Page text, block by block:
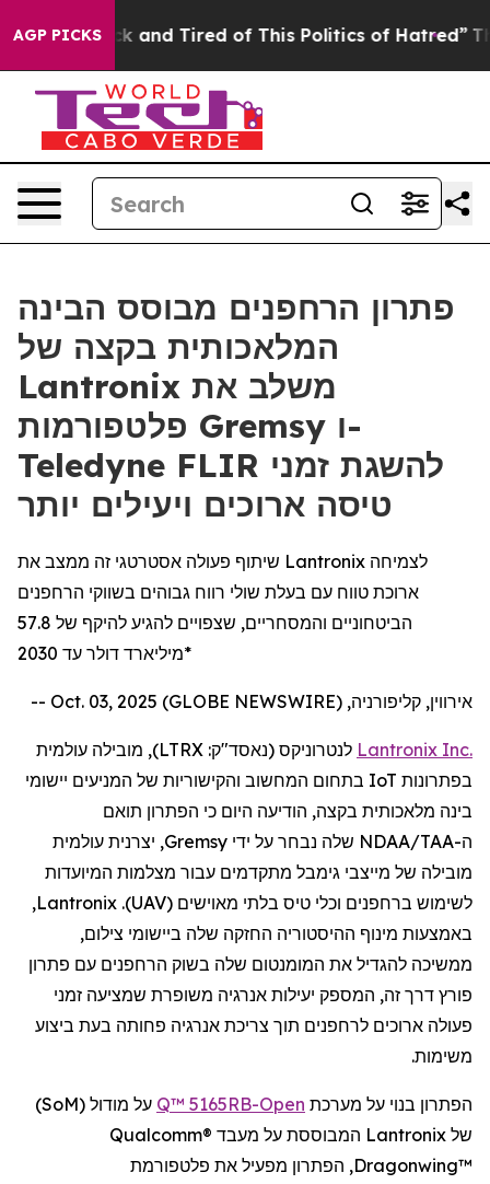
AGP PICKS
Sick and Tired of This Politics of Hatred” The
פתרון הרחפנים מבוסס הבינה
המלאכותית בקצה של
Lantronix משלב את
פלטפורמות Gremsy ו-
Teledyne FLIR להשגת זמני
טיסה ארוכים ויעילים יותר
שיתוף פעולה אסטרטגי זה ממצב את Lantronix לצמיחה
ארוכת טווח עם בעלת שולי רווח גבוהים בשווקי הרחפנים
הביטחוניים והמסחריים, שצפויים להגיע להיקף של 57.8
מיליארד דולר עד 2030*
אירווין, קליפורניה, Oct. 03, 2025 (GLOBE NEWSWIRE) --
Lantronix Inc. לנטרוניקס (נאסד"ק: LTRX), מובילה עולמית
בפתרונות IoT בתחום המחשוב והקישוריות של המניעים יישומי
בינה מלאכותית בקצה, הודיעה היום כי הפתרון תואם
ה-
NDAA/TAA שלה נבחר על ידי Gremsy, יצרנית עולמית
מובילה של מייצבי גימבל מתקדמים עבור מצלמות המיועדות
לשימוש ברחפנים וכלי טיס בלתי מאוישים (UAV
).
Lantronix
,
באמצעות מינוף ההיסטוריה החזקה שלה ביישומי צילום,
ממשיכה להגדיל את המומנטום שלה בשוק הרחפנים עם פתרון
פורץ דרך זה, המספק יעילות אנרגיה משופרת שמציעה זמני
פעולה ארוכים לרחפנים תוך צריכת אנרגיה פחותה בעת ביצוע
משימות.
הפתרון בנוי על מערכת Open
-Q™ 5165RB על מודול (SoM
)
של Lantronix המבוססת על מעבד Qualcomm®
Dragonwing™, הפתרון מפעיל את פלטפורמת